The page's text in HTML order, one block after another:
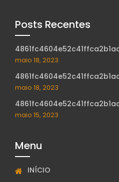
Posts Recentes
maio 18, 2023
maio 18, 2023
maio 15, 2023
Menu
INÍCIO